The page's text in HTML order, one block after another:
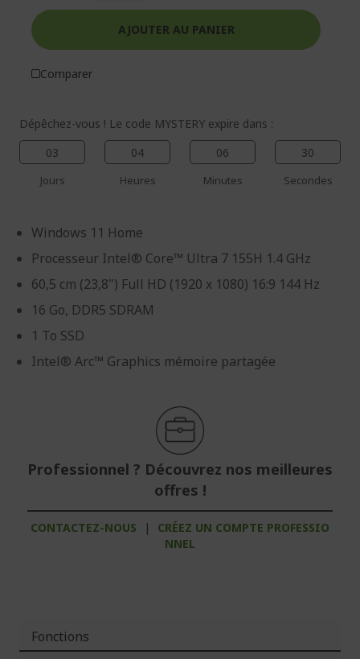
Dépêchez-vous ! Le code MYSTERY expire dans :
03
Jours
04
Heures
06
Minutes
29
Secondes
Windows 11 Home
Processeur Intel® Core™ Ultra 7 155H 1.4 GHz
60,5 cm (23,8") Full HD (1920 x 1080) 16:9 144 Hz
16 Go, DDR5 SDRAM
1 To SSD
Intel® Arc™ Graphics mémoire partagée
Professionnel ? Découvrez nos meilleures
offres !
CONTACTEZ-NOUS |
CRÉEZ UN COMPTE PROFESSIO
NNEL
AJOUTER AU PANIER
Comparer
Fonctions